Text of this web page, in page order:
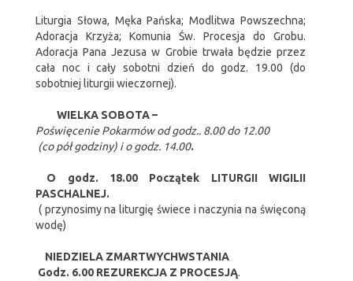
Liturgia Słowa, Męka Pańska; Modlitwa Powszechna;
Adoracja Krzyża; Komunia Św. Procesja do Grobu.
Adoracja Pana Jezusa w Grobie trwała będzie przez
cała noc i cały sobotni dzień do godz. 19.00 (do
sobotniej liturgii wieczornej).
WIELKA SOBOTA–
Poświęcenie Pokarmów od godz.. 8.00 do 12.00
(co pół godziny) i o godz. 14.00.
O godz. 18.00 Początek LITURGII WIGILII
PASCHALNEJ.
( przynosimy na liturgię świece i naczynia na święconą
wodę)
NIEDZIELA ZMARTWYCHWSTANIA
Godz. 6.00 REZUREKCJA Z PROCESJĄ.